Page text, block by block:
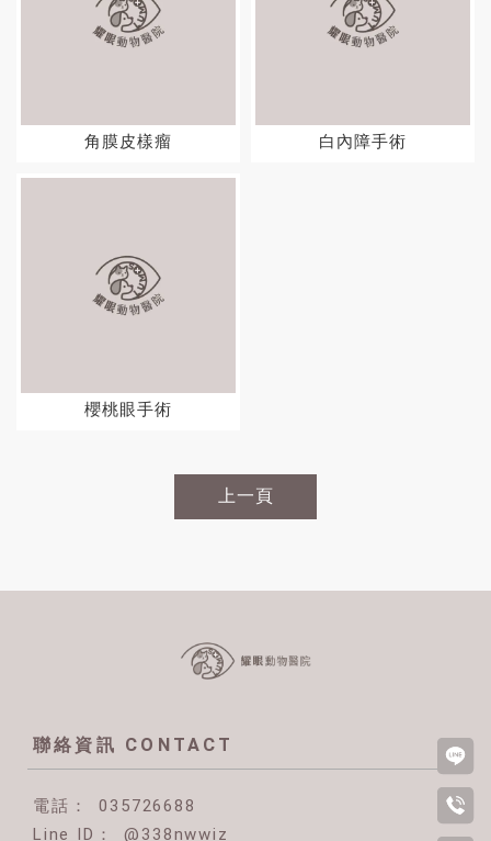
角膜皮樣瘤 白內障手術
櫻桃眼手術
上一頁
@338nwwiz
035726688